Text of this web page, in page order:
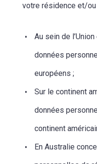
votre résidence et/ou
Au sein de
données
européens ;
Sur le continent
données
continent
En Australie